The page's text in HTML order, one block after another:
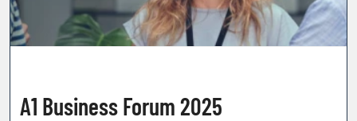
A1 Business Forum 2025